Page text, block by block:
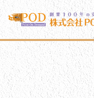
メインコンテンツにス
株式会社ペイント・オ
千葉の外壁塗装・屋
株式会社ペイント・オ
モバイルメニュー
PODのまちづくり
ご相談と流れ